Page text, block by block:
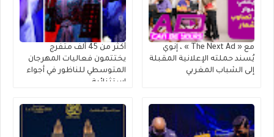
مع « The Next Ad » ، إنوي
يُسند حملته الإعلانية المقبلة
إلى الشباب المغربي
أكثر من 45 ألف متفرج
يختتمون فعاليات المهرجان
المتوسطي للناظور في أجواء
استثنائية